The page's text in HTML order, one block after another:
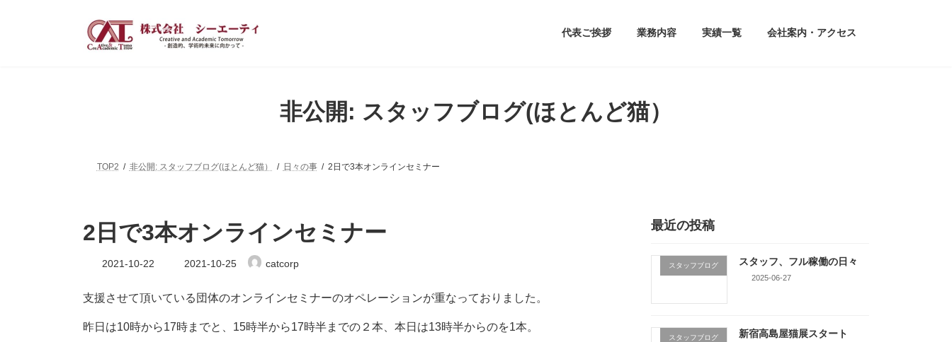
代表ご挨拶 業務内容 実績一覧 会社案内・アクセス
非公開: スタッフブログ(ほとんど猫）
TOP2 非公開: スタッフブログ(ほとんど猫） 日々の事 2日で3本オンラインセミナー
2日で3本オンラインセミナー
2021-10-22
最
終
新
時
:
2021-10-25 catcorp
支援させて頂いている団体のオンラインセミナーのオペレーションが重なっておりました。
昨日は10時から17時までと、15時半から17時半までの２本、本日は13時半からのを1本。
最近の投稿
スタッフブログ スタッフ、フル稼働の日々
2025-06-27
スタッフブログ 新宿高島屋猫展スタート